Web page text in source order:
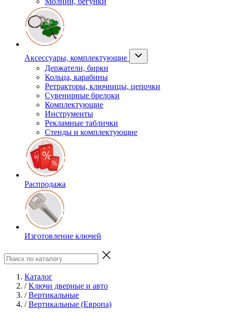
Аксессуары, комплектующие
Держатели, бирки
Кольца, карабины
Ретракторы, ключницы, цепочки
Сувенирные брелоки
Комплектующие
Инструменты
Рекламные таблички
Стенды и комплектующие
Распродажа
Изготовление ключей
Каталог
/ Ключи дверные и авто
/ Вертикальные
/ Вертикальные (Европа)